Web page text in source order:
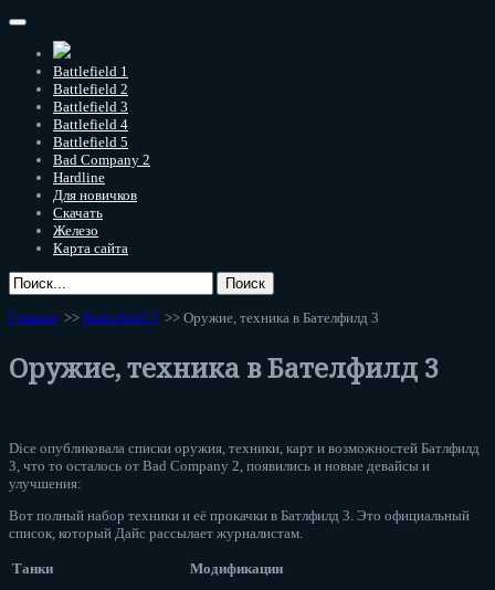
Battlefield 1
Battlefield 2
Battlefield 3
Battlefield 4
Battlefield 5
Bad Company 2
Hardline
Для новичков
Скачать
Железо
Карта сайта
Главная >> Battlefield 3 >> Оружие, техника в Бателфилд 3
Оружие, техника в Бателфилд 3
Dice опубликовала списки оружия, техники, карт и возможностей Батлфилд
3, что то осталось от Bad Company 2, появились и новые девайсы и
улучшения:
Вот полный набор техники и её прокачки в Батлфилд 3. Это официальный
список, который Дайс рассылает журналистам.
Танки
Модификации